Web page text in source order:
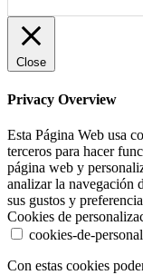
Close
Privacy Overview
Esta Página Web usa
terceros para hacer
página web y
analizar la navegación
sus gustos y
Cookies de
cookies-de-
Con estas cookies